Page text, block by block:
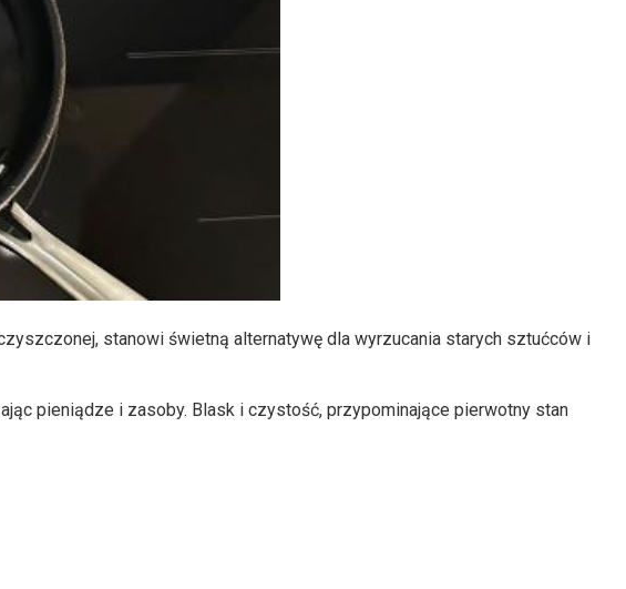
stanowi świetną alternatywę dla wyrzucania starych sztućców i
pieniądze i zasoby. Blask i czystość, przypominające pierwotny stan